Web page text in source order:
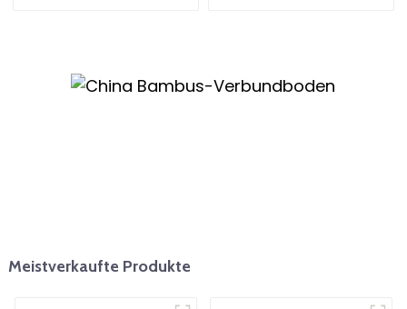
Meistverkaufte Produkte